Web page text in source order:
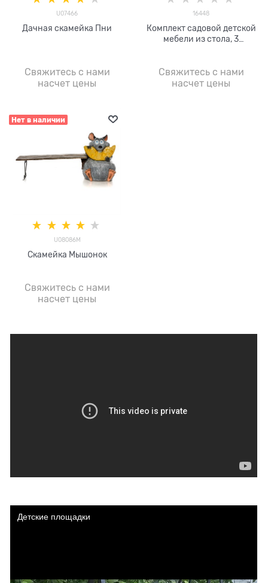
U07466
Дачная скамейка Пни
Свяжитесь с нами
насчет цены
16448
Комплект садовой детской
мебели из стола, 3
Свяжитесь с нами
насчет цены
Нет в наличии
U08086M
Скамейка Мышонок
Свяжитесь с нами
насчет цены